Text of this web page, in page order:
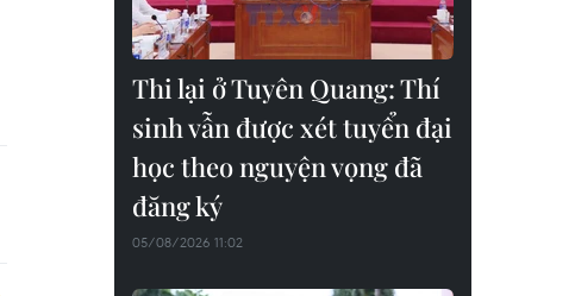
Thi lại ở Tuyên Quang: Thí
sinh vẫn được xét tuyển đại
học theo nguyện vọng đã
đăng ký
05/08/2026 11:02